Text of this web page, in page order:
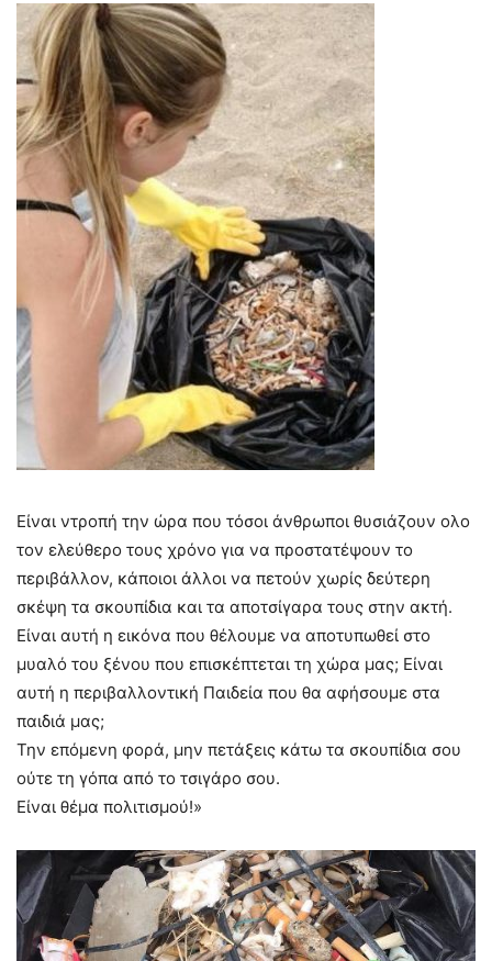
Είναι ντροπή την ώρα που τόσοι άνθρωποι θυσιάζουν ολο
τον ελεύθερο τους χρόνο για να προστατέψουν το
περιβάλλον, κάποιοι άλλοι να πετούν χωρίς δεύτερη
σκέψη τα σκουπίδια και τα αποτσίγαρα τους στην ακτή.
Είναι αυτή η εικόνα που θέλουμε να αποτυπωθεί στο
μυαλό του ξένου που επισκέπτεται τη χώρα μας; Είναι
αυτή η περιβαλλοντική Παιδεία που θα αφήσουμε στα
παιδιά μας;
Την επόμενη φορά, μην πετάξεις κάτω τα σκουπίδια σου
ούτε τη γόπα από το τσιγάρο σου.
Είναι θέμα πολιτισμού!»